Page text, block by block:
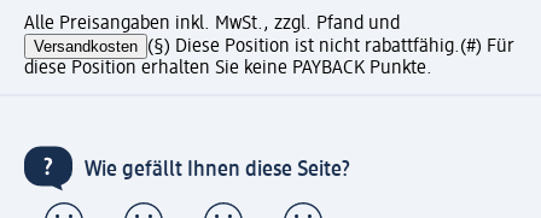
Alle Preisangaben inkl. MwSt., zzgl. Pfand und
Versandkosten (§) Diese Position ist nicht rabattfähig.(#) Für
diese Position erhalten Sie keine PAYBACK Punkte.
Wie gefällt Ihnen diese Seite?